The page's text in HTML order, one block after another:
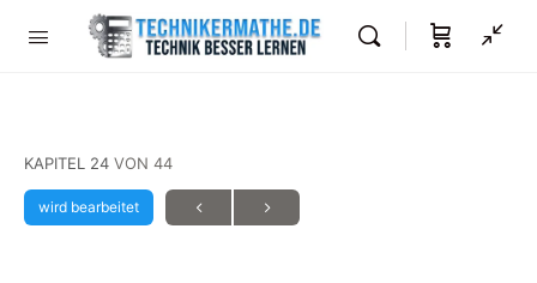
KAPITEL 24 VON 44
wird bearbeitet